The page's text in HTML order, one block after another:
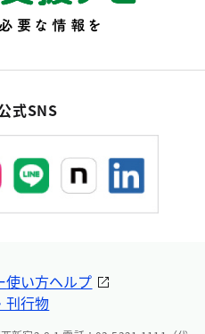
式SNS
使い方ヘルプ
刊行物